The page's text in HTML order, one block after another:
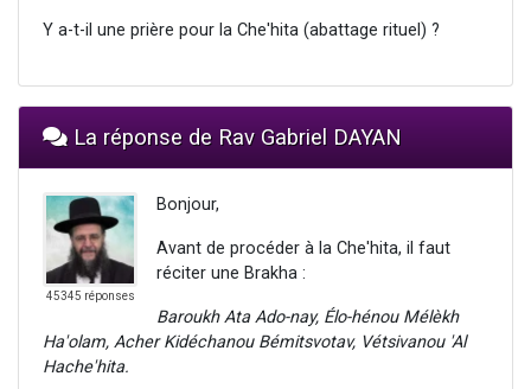
Y a-t-il une prière pour la Che'hita (abattage rituel) ?
La réponse de Rav Gabriel DAYAN
45345 réponses
Bonjour,
Avant de procéder à la Che'hita, il faut
réciter une Brakha :
Baroukh Ata Ado-nay, Élo-hénou Mélèkh
Ha'olam, Acher Kidéchanou Bémitsvotav, Vétsivanou 'Al
Hache'hita.